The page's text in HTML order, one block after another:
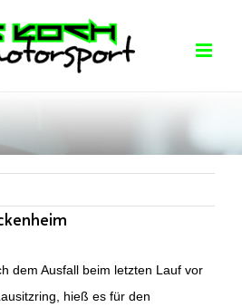
dem Ausfall beim letzten Lauf vor
hieß es für den